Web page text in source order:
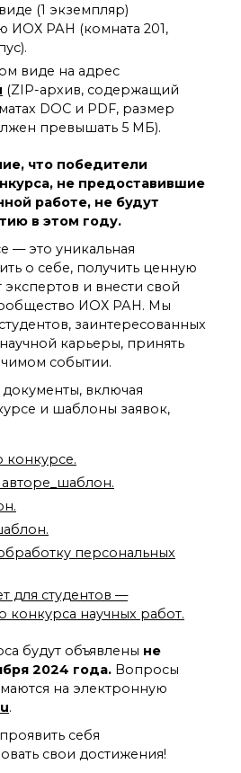
(1 экземпляр)
ИОХ РАН (комната 201,
виде на адрес
(ZIP-архив, содержащий
DOC и PDF, размер
превышать 5 МБ).
что победители
не предоставившие
работе, не будут
в этом году.
— это уникальная
о себе, получить ценную
экспертов и внести свой
ИОХ РАН. Мы
заинтересованных
карьеры, принять
событии.
включая
и шаблоны заявок,
персональных
для студентов —
конкурса научных работ.
будут объявлены не
2024 года. Вопросы
на электронную
.
себя
свои достижения!